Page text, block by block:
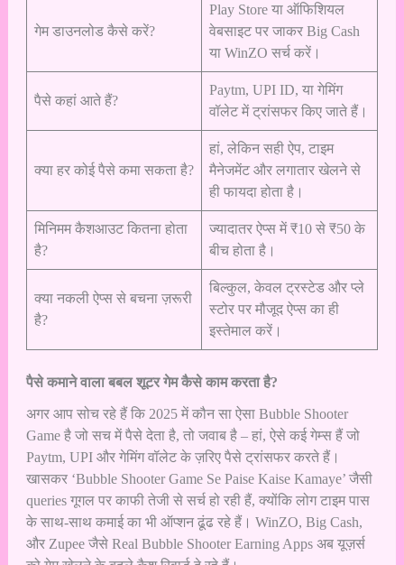
गेम डाउनलोड कैसे करें?
Play Store या ऑफिशियल
वेबसाइट पर जाकर Big Cash
या WinZO सर्च करें।
पैसे कहां आते हैं?
Paytm, UPI ID, या गेमिंग
वॉलेट में ट्रांसफर किए जाते हैं।
क्या हर कोई पैसे कमा सकता है?
हां, लेकिन सही ऐप, टाइम
मैनेजमेंट और लगातार खेलने से
ही फायदा होता है।
मिनिमम कैशआउट कितना होता
है?
ज्यादातर ऐप्स में ₹10 से ₹50 के
बीच होता है।
क्या नकली ऐप्स से बचना ज़रूरी
है?
बिल्कुल, केवल ट्रस्टेड और प्ले
स्टोर पर मौजूद ऐप्स का ही
इस्तेमाल करें।
पैसे कमाने वाला बबल शूटर गेम कैसे काम करता है?
अगर आप सोच रहे हैं कि 2025 में कौन सा ऐसा Bubble Shooter
Game है जो सच में पैसे देता है, तो जवाब है – हां, ऐसे कई गेम्स हैं जो
Paytm, UPI और गेमिंग वॉलेट के ज़रिए पैसे ट्रांसफर करते हैं।
खासकर ‘Bubble Shooter Game Se Paise Kaise Kamaye’ जैसी
queries गूगल पर काफी तेजी से सर्च हो रही हैं, क्योंकि लोग टाइम पास
के साथ-साथ कमाई का भी ऑप्शन ढूंढ रहे हैं। WinZO, Big Cash,
और Zupee जैसे Real Bubble Shooter Earning Apps अब यूज़र्स